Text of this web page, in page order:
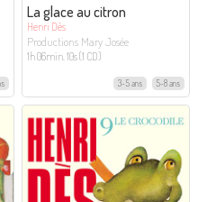
La glace au citron
Henri Dès
Productions Mary Josée
1h 06min. 10s (1 CD)
3-5 ans 5-8 ans